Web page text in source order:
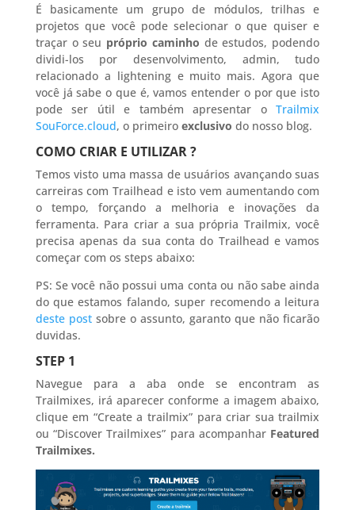
É basicamente um grupo de módulos, trilhas e
projetos que você pode selecionar o que quiser e
traçar o seu próprio caminho de estudos, podendo
dividi-los por desenvolvimento, admin, tudo
relacionado a lightening e muito mais. Agora que
você já sabe o que é, vamos entender o por que isto
pode ser útil e também apresentar oTrailmix
SouForce.cloud, o primeiro exclusivo do nosso blog.
COMO CRIAR E UTILIZAR ?
Temos visto uma massa de usuários avançando suas
carreiras com Trailhead e isto vem aumentando com
o tempo, forçando a melhoria e inovações da
ferramenta. Para criar a sua própria Trailmix, você
precisa apenas da sua conta do Trailhead e vamos
começar com os steps abaixo:
PS: Se você não possui uma conta ou não sabe ainda
do que estamos falando, super recomendo a leitura
deste postsobre o assunto, garanto que não ficarão
duvidas.
STEP 1
Navegue para a aba onde se encontram as
Trailmixes, irá aparecer conforme a imagem abaixo,
clique em “Create a trailmix” para criar sua trailmix
ou “Discover Trailmixes” para acompanharFeatured
Trailmixes.